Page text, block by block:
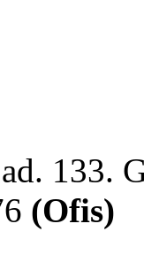
133.
(Ofis)